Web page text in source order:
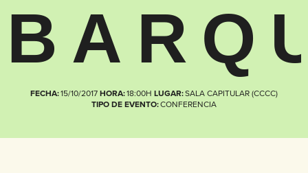
FECHA:15/10/2017 HORA:18:00H LUGAR:SALA CAPITULAR (CCCC)
TIPO DE EVENTO:CONFERENCIA